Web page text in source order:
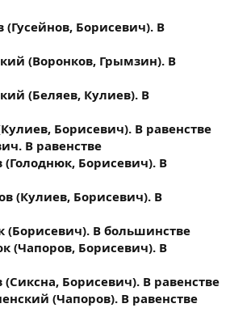
Борисевич). В
(Воронков, Грымзин). В
(Беляев, Кулиев). В
Борисевич). В равенстве
В равенстве
(Голоднюк, Борисевич). В
(Кулиев, Борисевич). В
(Борисевич). В большинстве
(Чапоров, Борисевич). В
Борисевич). В равенстве
(Чапоров). В равенстве